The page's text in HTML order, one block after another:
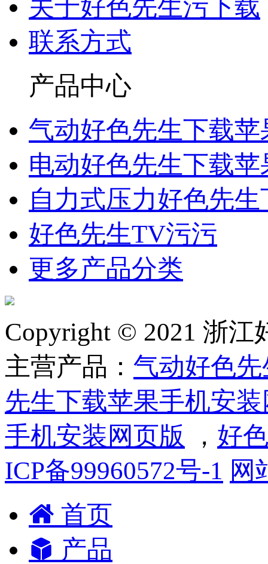
关于好色先生污下载
联系方式
产品中心
气动好色先生下载
电动好色先生下载
自力式压力好色先
好色先生TV污污
更多产品分类
Copyright © 2021 浙
主营产品： 气动好色
先生下载苹果手机安
手机安装网页版
， 好
ICP备99960572号-1 网
首页
产品